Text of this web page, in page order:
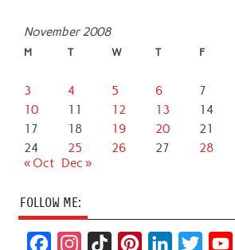
November 2008
M T W T F
3
4 5 6 7
10
11 12 13 14
17
18 19 20 21
24
25 26 27 28
« Oct Dec »
FOLLOW ME: